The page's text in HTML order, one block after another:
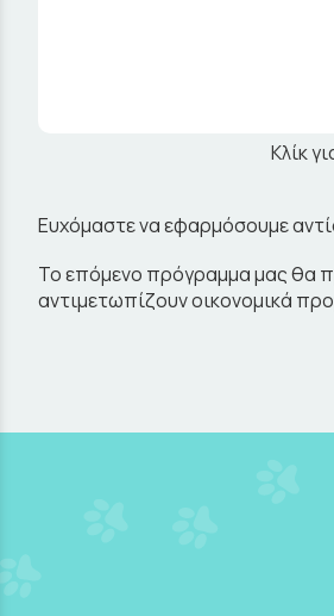
Κλίκ
Ευχόμαστε να εφαρμόσουμε
Το επόμενο πρόγραμμα μας θα
αντιμετωπίζουν οικονομικά